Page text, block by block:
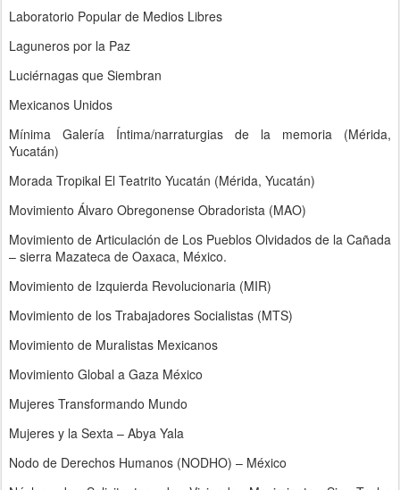
Laboratorio Popular de Medios Libres
Laguneros por la Paz
Luciérnagas que Siembran
Mexicanos Unidos
Mínima Galería Íntima/narraturgias de la memoria (Mérida,
Yucatán)
Morada Tropikal El Teatrito Yucatán (Mérida, Yucatán)
Movimiento Álvaro Obregonense Obradorista (MAO)
Movimiento de Articulación de Los Pueblos Olvidados de la Cañada
– sierra Mazateca de Oaxaca, México.
Movimiento de Izquierda Revolucionaria (MIR)
Movimiento de los Trabajadores Socialistas (MTS)
Movimiento de Muralistas Mexicanos
Movimiento Global a Gaza México
Mujeres Transformando Mundo
Mujeres y la Sexta – Abya Yala
Nodo de Derechos Humanos (NODHO) – México